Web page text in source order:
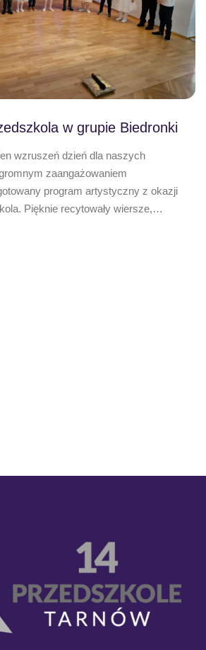
w grupie Biedronki
wzruszeń dzień dla naszych
zaangażowaniem
program artystyczny z okazji
Pięknie recytowały wiersze,…